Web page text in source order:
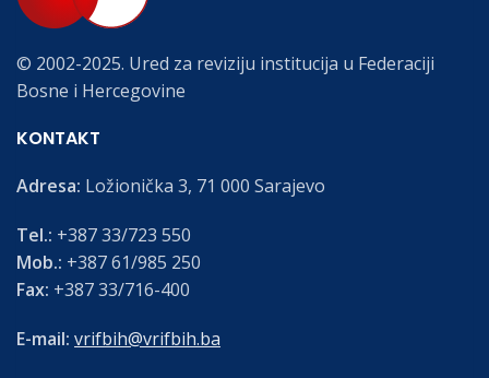
© 2002-2025. Ured za reviziju institucija u Federaciji
Bosne i Hercegovine
KONTAKT
Adresa: Ložionička 3, 71 000 Sarajevo
Tel.: +387 33/723 550
Mob.: +387 61/985 250
Fax: +387 33/716-400
E-mail: vrifbih@vrifbih.ba